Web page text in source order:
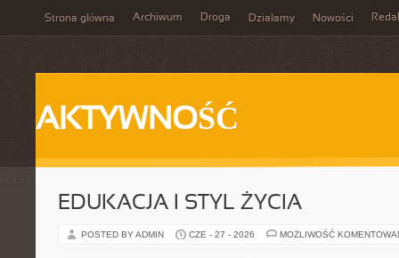
Strona główna Archiwum Droga Działamy Nowości
AKTYWNOŚĆ
EDUKACJA I STYL ŻYCIA
POSTED BY ADMIN CZE - 27 - 2026 MOŻLIWOŚĆ